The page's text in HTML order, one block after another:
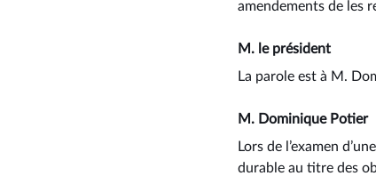
amendements de les
M. le président
La parole est à M.
M. Dominique Potier
Lors de l’examen
durable au titre des